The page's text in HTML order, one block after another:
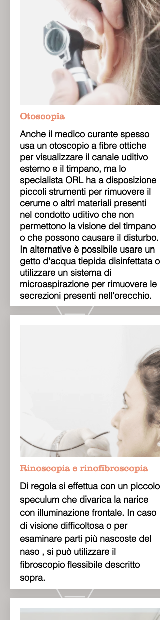
Otoscopia
Anche il medico curante spesso
usa un otoscopio a fibre ottiche
per visualizzare il canale uditivo
esterno e il timpano, ma lo
specialista ORL ha a disposizione
piccoli strumenti per rimuovere il
cerume o altri materiali presenti
nel condotto uditivo che non
permettono la visione del timpano
o che possono causare il disturbo.
In alternative è possibile usare un
getto d'acqua tiepida disinfettata o
utilizzare un sistema di
microaspirazione per rimuovere le
secrezioni presenti nell'orecchio.
Rinoscopia e rinofibroscopia
Di regola si effettua con un piccolo
speculum che divarica la narice
con illuminazione frontale. In caso
di visione difficoltosa o per
esaminare parti più nascoste del
naso , si può utilizzare il
fibroscopio flessibile descritto
sopra.